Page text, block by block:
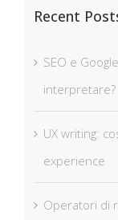
Recent
SEO e
interpretare?
UX writing:
experience
Operatori di